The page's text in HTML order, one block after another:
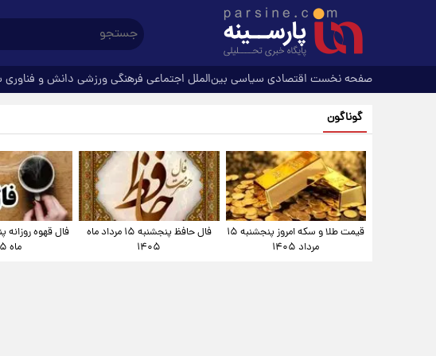
صفحه نخست اقتصادی سیاسی بین‌الملل اجتماعی فرهنگیورزشی دانش و فناوری
گوناگون
قیمت طلا و سکه امروز پنجشنبه ۱۵
مرداد ۱۴۰۵
فال حافظ پنجشنبه ۱۵ مرداد ماه
۱۴۰۵
ماه ۱۴۰۵